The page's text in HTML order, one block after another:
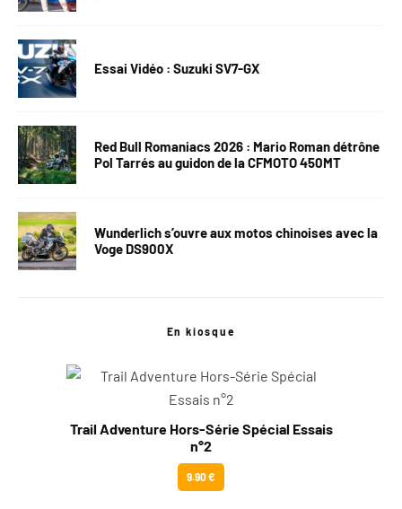
Essai Vidéo : Suzuki SV7-GX
Red Bull Romaniacs 2026 : Mario Roman détrône
Pol Tarrés au guidon de la CFMOTO 450MT
Wunderlich s’ouvre aux motos chinoises avec la
Voge DS900X
En kiosque
Trail Adventure Hors-Série Spécial Essais
n°2
9.90 €